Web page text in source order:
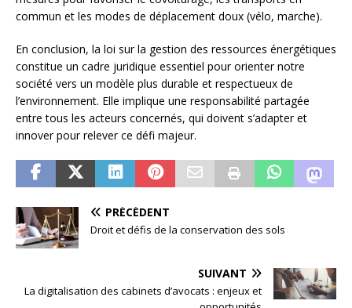
commun et les modes de déplacement doux (vélo, marche).
En conclusion, la loi sur la gestion des ressources énergétiques
constitue un cadre juridique essentiel pour orienter notre
société vers un modèle plus durable et respectueux de
l’environnement. Elle implique une responsabilité partagée
entre tous les acteurs concernés, qui doivent s’adapter et
innover pour relever ce défi majeur.
PRÉCÉDENT
Droit et défis de la conservation des sols
SUIVANT
La digitalisation des cabinets d’avocats : enjeux et